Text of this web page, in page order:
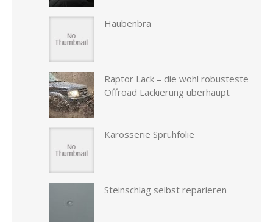
Haubenbra
Raptor Lack – die wohl robusteste
Offroad Lackierung überhaupt
Karosserie Sprühfolie
Steinschlag selbst reparieren